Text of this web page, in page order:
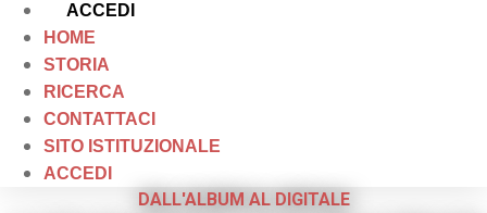
ACCEDI
HOME
STORIA
RICERCA
CONTATTACI
SITO ISTITUZIONALE
ACCEDI
DALL'ALBUM AL DIGITALE